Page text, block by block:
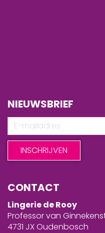
NIEUWSBRIEF
CONTACT
Lingerie de Rooy
Professor van
4731 JX Oudenbosch